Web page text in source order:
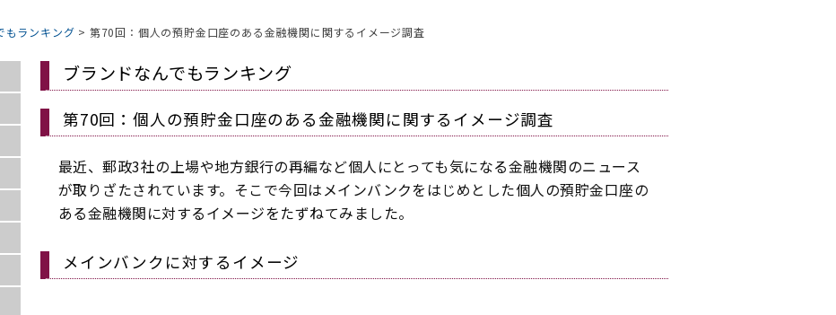
もランキング > 第70回：個人の預貯金口座のある金融機関に関するイメージ調査
ブランドなんでもランキング
第70回：個人の預貯金口座のある金融機関に関するイメージ調査
最近、郵政3社の上場や地方銀行の再編など個人にとっても気になる金融機関のニュース
が取りざたされています。そこで今回はメインバンクをはじめとした個人の預貯金口座の
ある金融機関に対するイメージをたずねてみました。
メインバンクに対するイメージ